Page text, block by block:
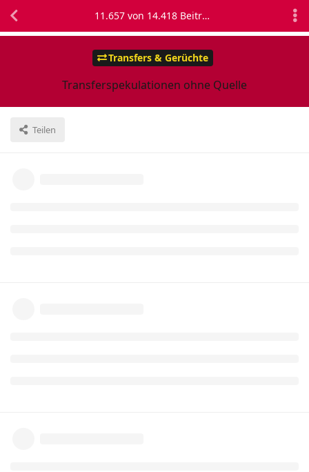
Transfers & Gerüchte
Transferspekulationen ohne Quelle
Teilen
11.657 von 14.418 Beiträgen